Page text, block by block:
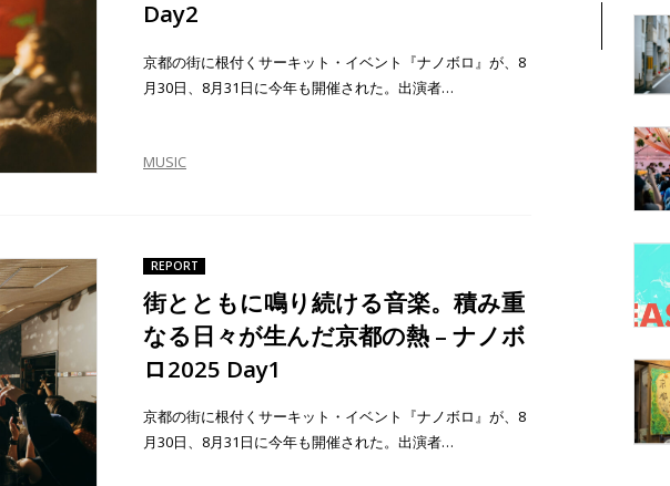
Day2
京都の街に根付くサーキット・イベント『ナノボロ』が、8
月30日、8月31日に今年も開催された。出演者…
MUSIC
REPORT
街とともに鳴り続ける音楽。積み重
なる日々が生んだ京都の熱 – ナノボ
ロ2025 Day1
京都の街に根付くサーキット・イベント『ナノボロ』が、8
月30日、8月31日に今年も開催された。出演者…